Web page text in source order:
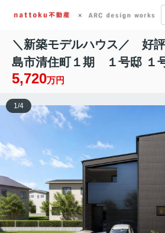
＼新築モデルハウス／ 好
島市清住町１期 １号邸 １
5,720万円
1/4